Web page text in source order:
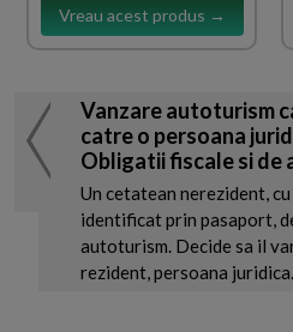
Vreau acest produs →
Vanzare autoturism
catre o persoana
Obligatii fiscale si de
Un cetatean nerezident,
identificat prin pasaport,
autoturism. Decide sa il
rezident, persoana